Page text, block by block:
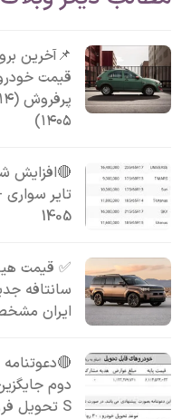
📌آخرین
قیمت
۱۴۰۵)
🔴افزایش
1405
✅ قیمت
سانتافه
ایران
دوم
S تحویل فروردین 1405